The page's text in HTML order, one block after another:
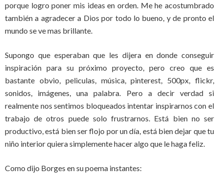
porque logro poner mis ideas en orden. Me he acostumbrado
también a agradecer a Dios por todo lo bueno, y de pronto el
mundo se ve mas brillante.
Supongo que esperaban que les dijera en donde conseguir
inspiración para su próximo proyecto, pero creo que es
bastante obvio, peliculas, música, pinterest, 500px, flickr,
sonidos, imágenes, una palabra. Pero a decir verdad si
realmente nos sentimos bloqueados intentar inspirarnos con el
trabajo de otros puede solo frustrarnos. Está bien no ser
productivo, está bien ser flojo por un día, está bien dejar que tu
niño interior quiera simplemente hacer algo que le haga feliz.
Como dijo Borges en su poema instantes: